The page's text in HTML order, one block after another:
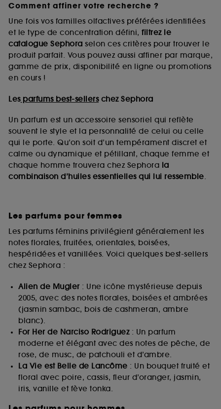
Comment affiner votre recherche ?
Une fois vos familles olfactives préférées identifiées
et le type de concentration défini, filtrez le
catalogue Sephora selon ces critères pour trouver le
produit parfait. Vous pouvez aussi affiner par marque,
gamme de prix, disponibilité en ligne ou promotions
en cours !
Lesparfums best-sellerschez Sephora
Un parfum est un accessoire sensoriel qui reflète
souvent le style et la personnalité de celui ou celle
qui le porte. Qu’on soit d’un tempérament discret et
calme ou dynamique et pétillant, chaque femme et
chaque homme trouvera chez Sephora la
combinaison d’huiles essentielles qui lui ressemble.
Les parfums pour femmes
Les parfums féminins privilégient généralement les
notes florales, fruitées, orientales, boisées,
hespéridées et vanillées. Voici quelques best-sellers
chez Sephora :
Alien de Mugler: Une icône mystérieuse depuis
2005, avec des notes florales, boisées et ambrées
(jasmin sambac, bois de cashmeran, ambre
blanc).
For Her de Narciso Rodriguez: Un parfum
moderne et élégant avec des notes de pêche, de
rose, de musc, de patchouli et d’ambre.
La Vie est Belle de Lancôme : Un bouquet fruité et
floral avec poire, cassis, fleur d’oranger, jasmin,
iris, vanille et fève tonka.